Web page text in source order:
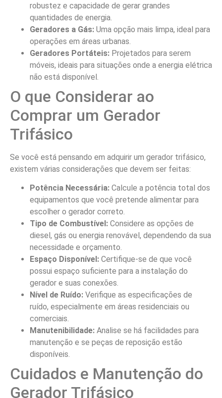
robustez e capacidade de gerar grandes
quantidades de energia.
Geradores a Gás: Uma opção mais limpa, ideal para
operações em áreas urbanas.
Geradores Portáteis: Projetados para serem
móveis, ideais para situações onde a energia elétrica
não está disponível.
O que Considerar ao
Comprar um Gerador
Trifásico
Se você está pensando em adquirir um gerador trifásico,
existem várias considerações que devem ser feitas:
Potência Necessária: Calcule a potência total dos
equipamentos que você pretende alimentar para
escolher o gerador correto.
Tipo de Combustível: Considere as opções de
diesel, gás ou energia renovável, dependendo da sua
necessidade e orçamento.
Espaço Disponível: Certifique-se de que você
possui espaço suficiente para a instalação do
gerador e suas conexões.
Nível de Ruído: Verifique as especificações de
ruído, especialmente em áreas residenciais ou
comerciais.
Manutenibilidade: Analise se há facilidades para
manutenção e se peças de reposição estão
disponíveis.
Cuidados e Manutenção do
Gerador Trifásico